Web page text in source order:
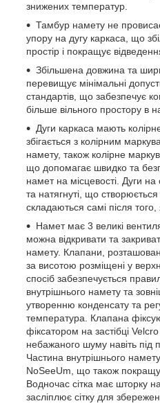
знижених температур.
Тамбур намету не
упору на дугу каркаса, що
простір і покращує
Збільшена довжина та
перевищує мінімальні
стандартів, що забезпечує
більше вільного простору в
Дуги каркаса мають
збігається з колірним
намету, також колірне
що допомагає швидко та
намет на місцевості. Дуги на
та натягнуті, що
складаються самі після
Намет має 3 великі
можна відкривати та
намету. Клапани,
за висотою розміщені у
спосіб забезпечується
внутрішнього намету та
утворенню конденсату та
температура. Клапана
фіксатором на застібці
небажаного шуму навіть під
Частина внутрішнього намету
NoSeeUm, що також
Водночас сітка має шторку
засліплює сітку для